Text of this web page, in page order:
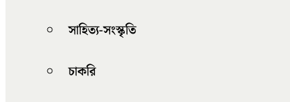
সাহিত্য-সংস্কৃতি
চাকরি